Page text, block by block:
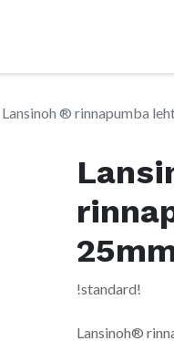
Lansinoh ® rinnapumba
!standard!
Lansinoh®